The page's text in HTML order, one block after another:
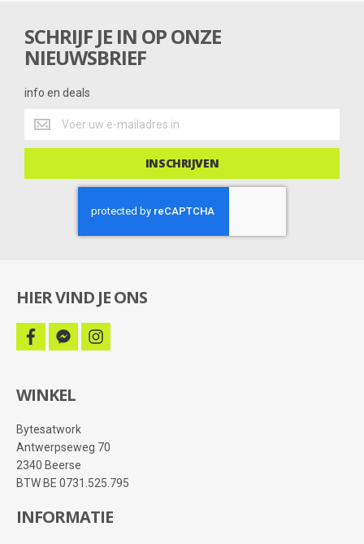
SCHRIJF JE IN OP ONZE
NIEUWSBRIEF
info en deals
info
en
deals
INSCHRIJVEN
HIER VIND JE ONS
facebook
facebook-
messenger
instagram
WINKEL
Bytesatwork
Antwerpseweg 70
2340 Beerse
BTW BE 0731.525.795
INFORMATIE